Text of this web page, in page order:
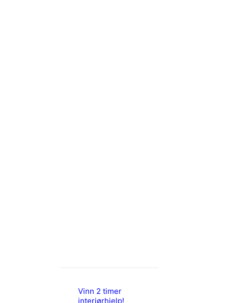
Vinn 2 timer
interiørhjelp!